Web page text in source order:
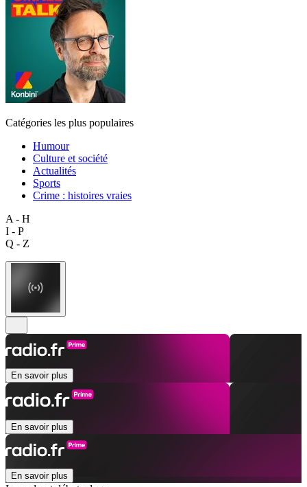
Catégories les plus populaires
Humour
Culture et société
Actualités
Sports
Crime : histoires vraies
A - H
I - P
Q - Z
En savoir plus
En savoir plus
En savoir plus